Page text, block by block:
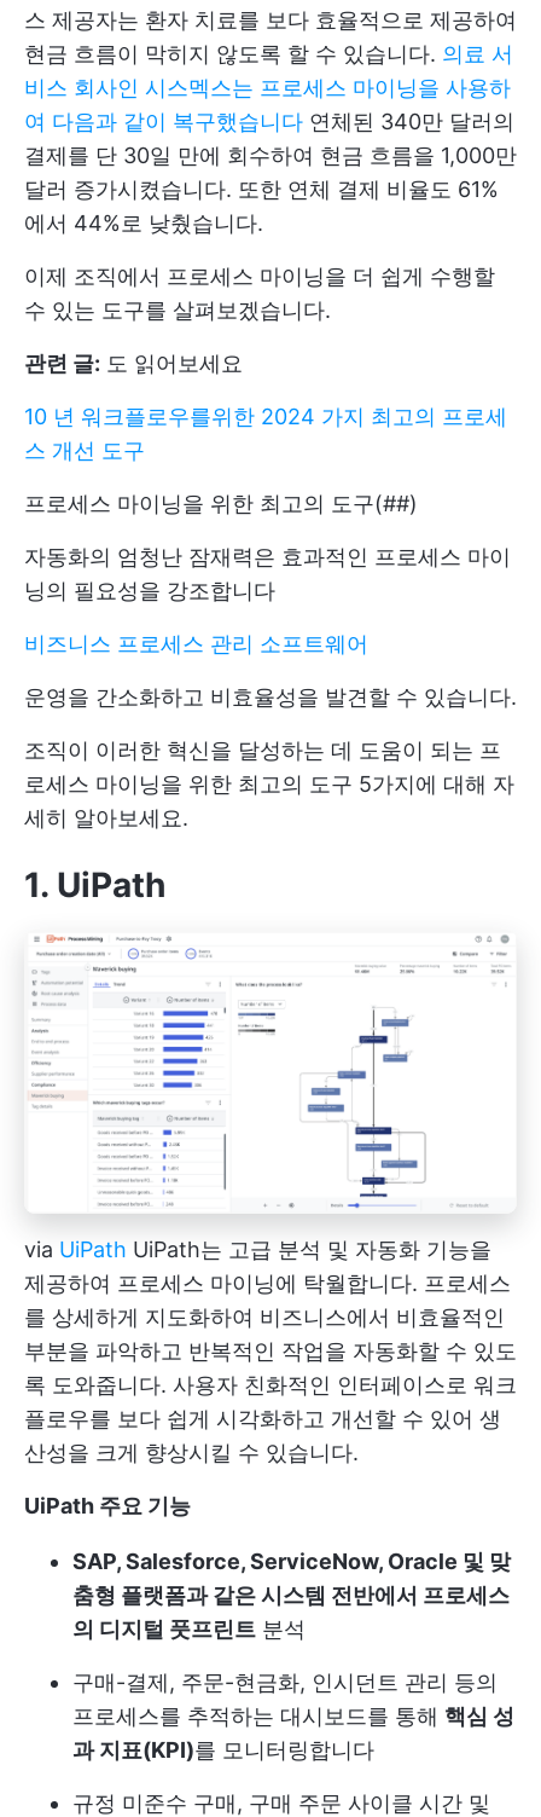
스 제공자는 환자 치료를 보다 효율적으로 제공하여
현금 흐름이 막히지 않도록 할 수 있습니다. 의료 서
비스 회사인 시스멕스는 프로세스 마이닝을 사용하
여 다음과 같이 복구했습니다 연체된 340만 달러의
결제를 단 30일 만에 회수하여 현금 흐름을 1,000만
달러 증가시켰습니다. 또한 연체 결제 비율도 61%
에서 44%로 낮췄습니다.
이제 조직에서 프로세스 마이닝을 더 쉽게 수행할
수 있는 도구를 살펴보겠습니다.
관련 글: 도 읽어보세요
10 년 워크플로우를위한 2024 가지 최고의 프로세
스 개선 도구
프로세스 마이닝을 위한 최고의 도구(##)
자동화의 엄청난 잠재력은 효과적인 프로세스 마이
닝의 필요성을 강조합니다
비즈니스 프로세스 관리 소프트웨어
운영을 간소화하고 비효율성을 발견할 수 있습니다.
조직이 이러한 혁신을 달성하는 데 도움이 되는 프
로세스 마이닝을 위한 최고의 도구 5가지에 대해 자
세히 알아보세요.
1. UiPath
via UiPath UiPath는 고급 분석 및 자동화 기능을
제공하여 프로세스 마이닝에 탁월합니다. 프로세스
를 상세하게 지도화하여 비즈니스에서 비효율적인
부분을 파악하고 반복적인 작업을 자동화할 수 있도
록 도와줍니다. 사용자 친화적인 인터페이스로 워크
플로우를 보다 쉽게 시각화하고 개선할 수 있어 생
산성을 크게 향상시킬 수 있습니다.
UiPath 주요 기능
SAP, Salesforce, ServiceNow, Oracle 및 맞
춤형 플랫폼과 같은 시스템 전반에서 프로세스
의 디지털 풋프린트 분석
구매-결제, 주문-현금화, 인시던트 관리 등의
프로세스를 추적하는 대시보드를 통해 핵심 성
과 지표(KPI)를 모니터링합니다
규정 미준수 구매, 구매 주문 사이클 시간 및